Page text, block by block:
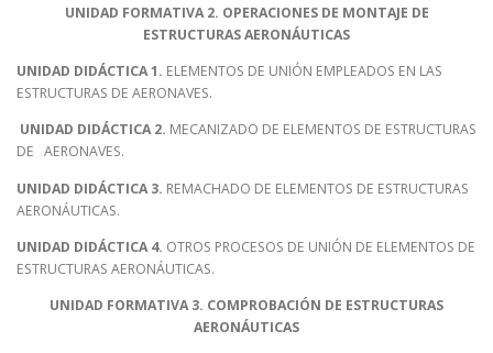
UNIDAD FORMATIVA 2. OPERACIONES DE MONTAJE DE
ESTRUCTURAS AERONÁUTICAS
UNIDAD DIDÁCTICA 1. ELEMENTOS DE UNIÓN EMPLEADOS EN LAS
ESTRUCTURAS DE AERONAVES.
UNIDAD DIDÁCTICA 2. MECANIZADO DE ELEMENTOS DE ESTRUCTURAS
DE AERONAVES.
UNIDAD DIDÁCTICA 3. REMACHADO DE ELEMENTOS DE ESTRUCTURAS
AERONÁUTICAS.
UNIDAD DIDÁCTICA 4. OTROS PROCESOS DE UNIÓN DE ELEMENTOS DE
ESTRUCTURAS AERONÁUTICAS.
UNIDAD FORMATIVA 3. COMPROBACIÓN DE ESTRUCTURAS
AERONÁUTICAS